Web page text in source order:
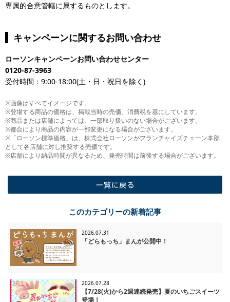
専属的合意管轄に属するものとします。
キャンペーンに関するお問い合わせ
ローソンキャンペーンお問い合わせセンター
0120-87-3963
受付時間：9:00-18:00(土・日・祝日を除く)
※画像はすべてイメージです。
※登場する商品の価格は、掲載当時の売価、消費税を基にしています。
※商品または店舗によっては、一部取り扱いのない場合がございます。
※都合により商品の内容が一部変更になる場合がございます。
※「ローソン標準価格」は、株式会社ローソンがフランチャイズチェーン本部
として各店舗に対し推奨する売価です。
※店舗により納品時間が異なるため、発売時間は前後する場合がございます。
このカテゴリーの新着記事
2026.07.31
「どらもっち」まんが公開中！
2026.07.28
【7/28(火)から2週連続発売】夏のいちごスイーツ
登場！